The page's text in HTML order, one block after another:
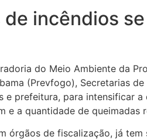
incêndios
do Meio Ambiente da
(Prevfogo), Secretarias
e prefeitura, para intensificar
a quantidade de queimadas
órgãos de fiscalização, já